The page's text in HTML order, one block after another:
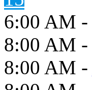
6:00 AM -
8:00 AM -
8:00 AM -